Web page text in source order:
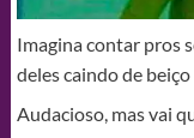
Imagina contar pros
deles caindo de
Audacioso, mas vai